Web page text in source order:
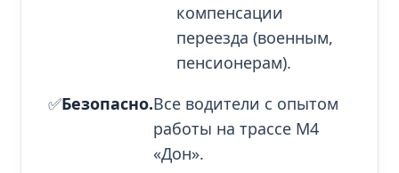
компенсации
переезда (военным,
пенсионерам).
✅Безопасно.Все водители с опытом
работы на трассе М4
«Дон».